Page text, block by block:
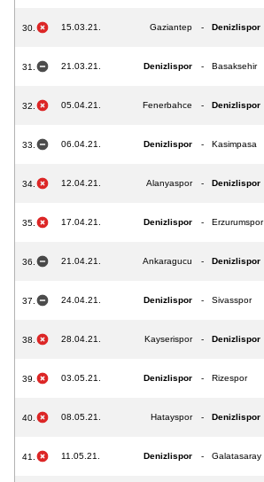
30. 15.03.21. Gaziantep - Denizlispor
31. 21.03.21. Denizlispor - Basaksehir
32. 05.04.21. Fenerbahce - Denizlispor
33. 06.04.21. Denizlispor - Kasimpasa
34. 12.04.21. Alanyaspor - Denizlispor
35. 17.04.21. Denizlispor - Erzurumspor
36. 21.04.21. Ankaragucu - Denizlispor
37. 24.04.21. Denizlispor - Sivasspor
38. 28.04.21. Kayserispor - Denizlispor
39. 03.05.21. Denizlispor - Rizespor
40. 08.05.21. Hatayspor - Denizlispor
41. 11.05.21. Denizlispor - Galatasaray